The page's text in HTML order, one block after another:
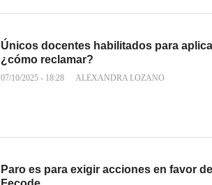
Únicos docentes habilitados para
¿cómo reclamar?
07/10/2025 - 18:28 ALEXANDRA LOZANO
Paro es para exigir acciones en favor